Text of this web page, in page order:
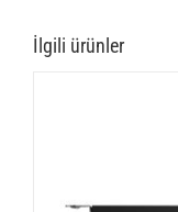
İlgili ürünler